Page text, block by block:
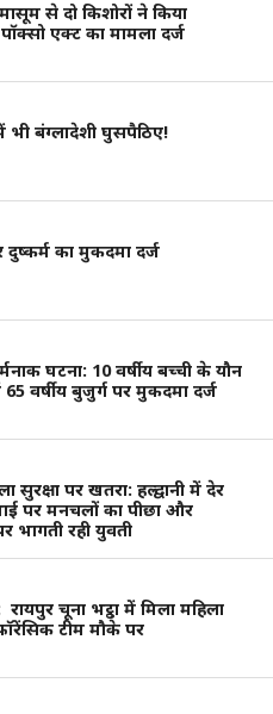
मासूम से दो किशोरों ने किया
एक्ट का मामला दर्ज
भी बंग्लादेशी घुसपैठिए!
दुष्कर्म का मुकदमा दर्ज
घटना: 10 वर्षीय बच्ची के यौन
वर्षीय बुजुर्ग पर मुकदमा दर्ज
सुरक्षा पर खतरा: हल्द्वानी में देर
पर मनचलों का पीछा और
भागती रही युवती
चूना भट्ठा में मिला महिला
टीम मौके पर